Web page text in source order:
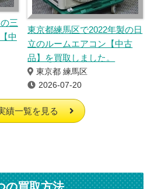
三
中
東京都練馬区で2022年製の日
立のルームエアコン【中古
品】を買取しました。
東京都 練馬区
2026-07-20
績一覧を見る